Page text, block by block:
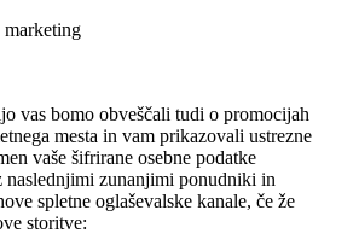
marketing
vas bomo obveščali tudi o promocijah
mesta in vam prikazovali ustrezne
vaše šifrirane osebne podatke
naslednjimi zunanjimi ponudniki in
spletne oglaševalske kanale, če že
storitve: